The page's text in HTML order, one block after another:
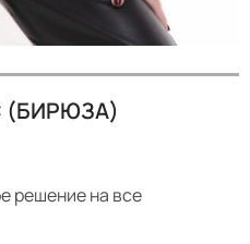
решение на все